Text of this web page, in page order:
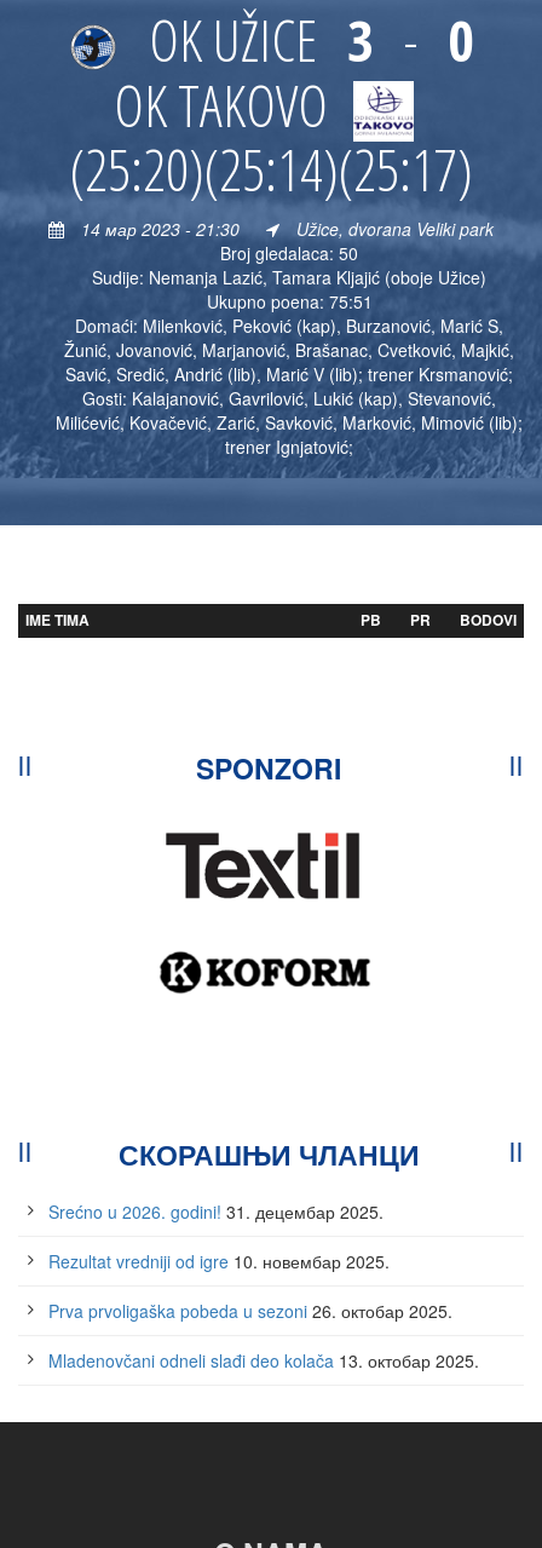
OK UŽICE 3 - 0
OK TAKOVO
(25:20)(25:14)(25:17)
14 мар 2023 - 21:30
Užice, dvorana Veliki park
Broj gledalaca: 50
Sudije: Nemanja Lazić, Tamara Kljajić (oboje Užice)
Ukupno poena: 75:51
Domaći: Milenković, Peković (kap), Burzanović, Marić S,
Žunić, Jovanović, Marjanović, Brašanac, Cvetković, Majkić,
Savić, Sredić, Andrić (lib), Marić V (lib); trener Krsmanović;
Gosti: Kalajanović, Gavrilović, Lukić (kap), Stevanović,
Milićević, Kovačević, Zarić, Savković, Marković, Mimović (lib);
trener Ignjatović;
IME TIMA PB PR BODOVI
SPONZORI
СКОРАШЊИ ЧЛАНЦИ
Srećno u 2026. godini! 31. децембар 2025.
Rezultat vredniji od igre 10. новембар 2025.
Prva prvoligaška pobeda u sezoni 26. октобар 2025.
Mladenovčani odneli slađi deo kolača 13. октобар 2025.